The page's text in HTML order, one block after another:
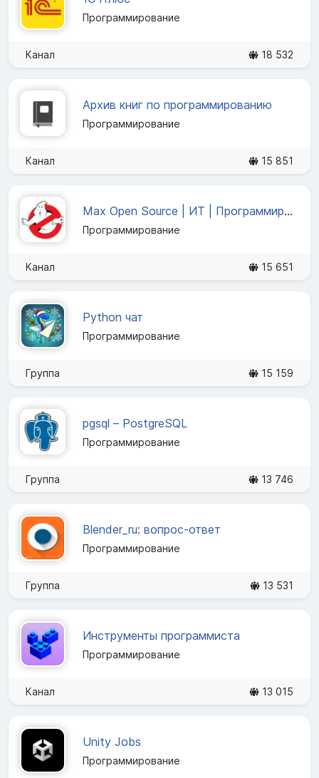
Программирование
Канал 18 532
Архив книг по программированию
Программирование
Канал 15 851
Max Open Source | ИТ | Программирование | Кибербезопасность
Программирование
Канал 15 651
Python чат
Программирование
Группа 15 159
pgsql – PostgreSQL
Программирование
Группа 13 746
Blender_ru: вопрос-ответ
Программирование
Группа 13 531
Инструменты программиста
Программирование
Канал 13 015
Unity Jobs
Программирование